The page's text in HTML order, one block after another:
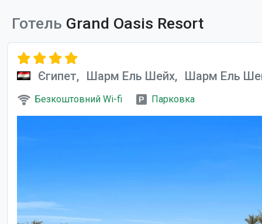
Готель Grand Oasis Resort
Єгипет, Шарм Ель Шейх, Шарм Ель
Безкоштовний Wi-fi Парковка